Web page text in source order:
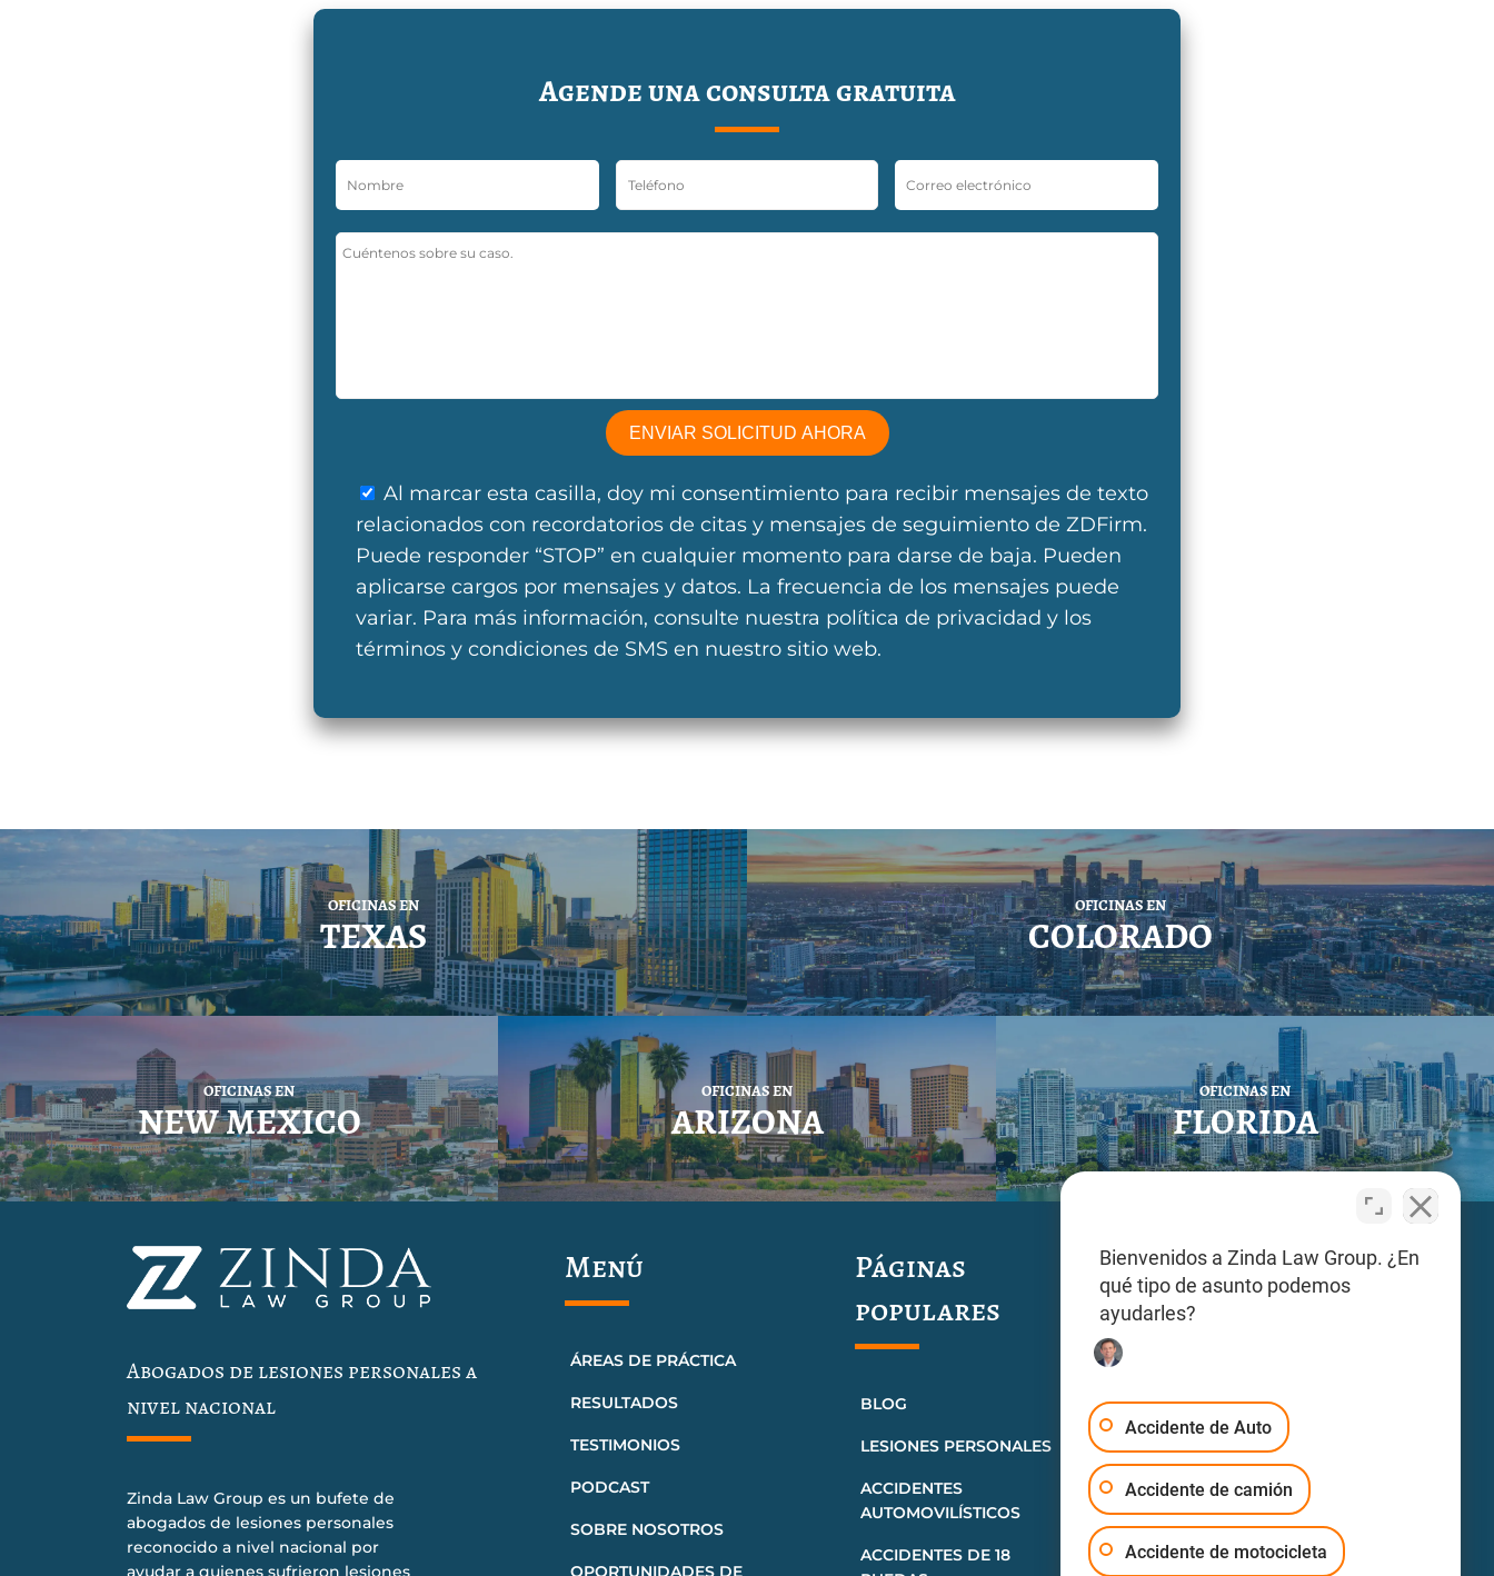
Agende una consulta gratuita
Al marcar esta casilla, doy mi consentimiento para recibir mensajes de texto
relacionados con recordatorios de citas y mensajes de seguimiento de ZDFirm.
Puede responder “STOP” en cualquier momento para darse de baja. Pueden
aplicarse cargos por mensajes y datos. La frecuencia de los mensajes puede
variar. Para más información, consulte nuestra política de privacidad y los
términos y condiciones de SMS en nuestro sitio web.
OFICINAS EN
TEXAS
OFICINAS EN
COLORADO
OFICINAS EN
NEW MEXICO
OFICINAS EN
ARIZONA
OFICINAS EN
FLORIDA
Abogados de lesiones personales a
nivel nacional
Zinda Law Group es un bufete de
abogados de lesiones personales
reconocido a nivel nacional por
ayudar a quienes sufrieron lesiones
Menú
ÁREAS DE PRÁCTICA
RESULTADOS
TESTIMONIOS
PODCAST
SOBRE NOSOTROS
OPORTUNIDADES DE
Páginas
populares
BLOG
LESIONES PERSONALES
ACCIDENTES
AUTOMOVILÍSTICOS
ACCIDENTES DE 18
Síganos
Bienvenidos a Zinda Law Group. ¿En
qué tipo de asunto podemos
ayudarles?
Accidente de Auto
Accidente de camión
Accidente de motocicleta